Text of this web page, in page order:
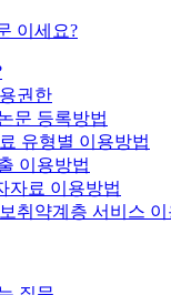
이세요?
권한
문 등록방법
유형별 이용방법
이용방법
자료 이용방법
취약계층 서비스 이